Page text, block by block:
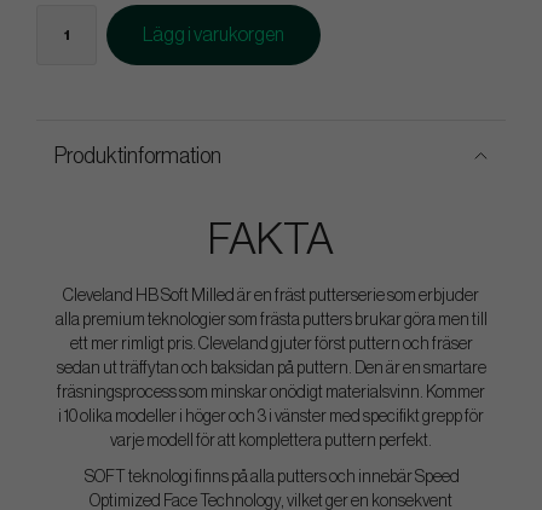
Lägg i varukorgen
Produktinformation
FAKTA
Cleveland HB Soft Milled är en fräst putterserie som erbjuder
alla premium teknologier som frästa putters brukar göra men till
ett mer rimligt pris. Cleveland gjuter först puttern och fräser
sedan ut träffytan och baksidan på puttern. Den är en smartare
fräsningsprocess som minskar onödigt materialsvinn. Kommer
i 10 olika modeller i höger och 3 i vänster med specifikt grepp för
varje modell för att komplettera puttern perfekt.
SOFT teknologi finns på alla putters och innebär Speed
Optimized Face Technology, vilket ger en konsekvent